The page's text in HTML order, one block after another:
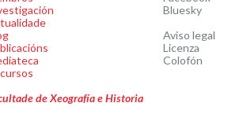
Bluesky
Aviso legal
Licenza
Colofón
de Xeografía e Historia